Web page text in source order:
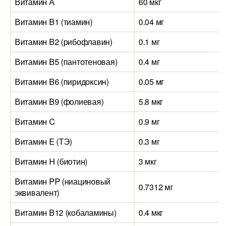
Витамин B1 (тиамин)
0.04 мг
Витамин B2 (рибофлавин)
0.1 мг
Витамин B5 (пантотеновая)
0.4 мг
Витамин B6 (пиридоксин)
0.05 мг
Витамин B9 (фолиевая)
5.8 мкг
Витамин C
0.9 мг
Витамин E (ТЭ)
0.3 мг
Витамин H (биотин)
3 мкг
Витамин PP (ниациновый
эквивалент)
0.7312 мг
Витамин B12 (кобаламины)
0.4 мкг